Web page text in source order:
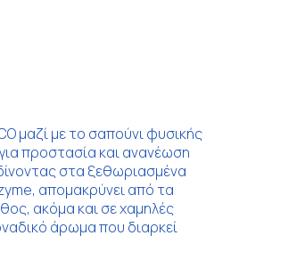
μαζί με το σαπούνι φυσικής
προστασία και ανανέωση
στα ξεθωριασμένα
απομακρύνει από τα
ακόμα και σε χαμηλές
άρωμα που διαρκεί